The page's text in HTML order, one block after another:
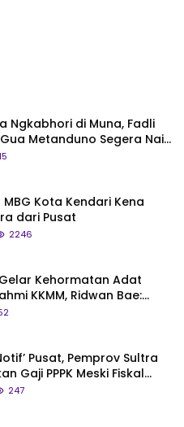
Ngkabhori di Muna, Fadli
Metanduno Segera Naik
Budaya Nasional
Kota Kendari Kena
dari Pusat
2246
Gelar Kehormatan Adat
KKMM, Ridwan Bae:
Begitu, Belum Pantas!
Pusat, Pemprov Sultra
Gaji PPPK Meski Fiskal
247